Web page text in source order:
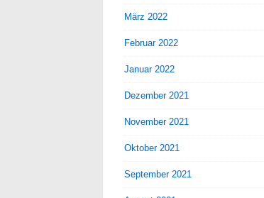
März 2022
Februar 2022
Januar 2022
Dezember 2021
November 2021
Oktober 2021
September 2021